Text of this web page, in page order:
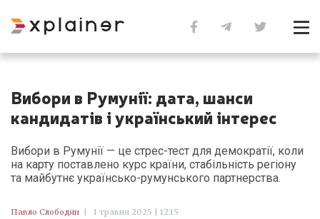
Вибори в Румунії: дата, шанси
кандидатів і український інтерес
Вибори в Румунії — це стрес-тест для демократії, коли
на карту поставлено курс країни, стабільність регіону
та майбутнє українсько-румунського партнерства.
Павло Слободян 1 травня 2025 | 12:15